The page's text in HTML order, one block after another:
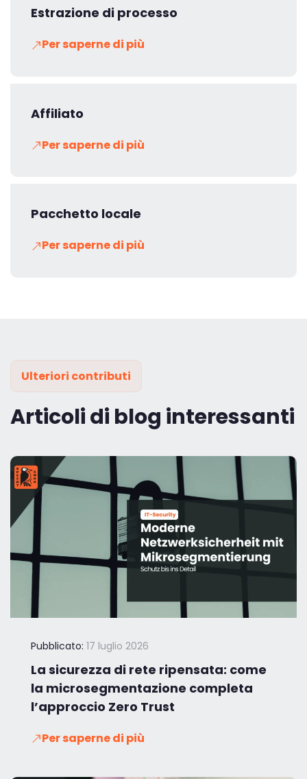
Estrazione di processo
Per saperne di più
Affiliato
Per saperne di più
Pacchetto locale
Per saperne di più
Ulteriori contributi
Articoli di blog interessanti
Pubblicato: 17 luglio 2026
La sicurezza di rete ripensata: come
la microsegmentazione completa
l’approccio Zero Trust
Per saperne di più